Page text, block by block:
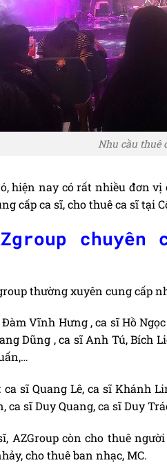
Nhu cầu thuê
hiện nay có rất nhiều đơn
cấp ca sĩ, cho thuê ca sĩ tại
thường xuyên cung cấp
Vĩnh Hưng , ca sĩ Hồ
Dũng , ca sĩ Anh Tú, Bích
sĩ Quang Lê, ca sĩ Khánh
ca sĩ Duy Quang, ca sĩ Duy
AZGroup còn cho thuê
cho thuê ban nhạc, MC.